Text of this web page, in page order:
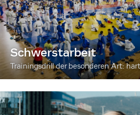
Schwerstarbeit
Trainingsdrill der besonderen Art: